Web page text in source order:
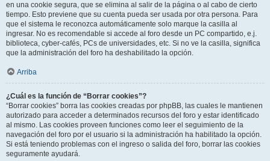
en una cookie segura, que se elimina al salir de la página o al cabo de cierto
tiempo. Esto previene que su cuenta pueda ser usada por otra persona. Para
que el sistema le reconozca automáticamente solo marque la casilla al
ingresar. No es recomendable si accede al foro desde un PC compartido, e.j.
biblioteca, cyber-cafés, PCs de universidades, etc. Si no ve la casilla, significa
que la administración del foro ha deshabilitado la opción.
Arriba
¿Cuál es la función de “Borrar cookies”?
“Borrar cookies” borra las cookies creadas por phpBB, las cuales le mantienen
autorizado para acceder a determinados recursos del foro y estar identificado
al mismo. Las cookies proveen funciones como leer el seguimiento de la
navegación del foro por el usuario si la administración ha habilitado la opción.
Si está teniendo problemas con el ingreso o salida del foro, borrar las cookies
seguramente ayudará.